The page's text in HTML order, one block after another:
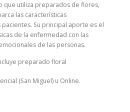
que utiliza preparados de flores,
las características
Su principal aporte es el
de la enfermedad con las
de las personas.
preparado floral
(San Miguel) u Online.